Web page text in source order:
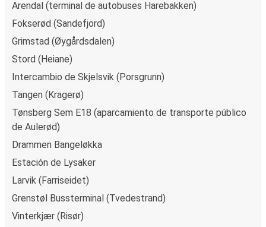
Arendal (terminal de autobuses Harebakken)
Fokserød (Sandefjord)
Grimstad (Øygårdsdalen)
Stord (Heiane)
Intercambio de Skjelsvik (Porsgrunn)
Tangen (Kragerø)
Tønsberg Sem E18 (aparcamiento de transporte público
de Aulerød)
Drammen Bangeløkka
Estación de Lysaker
Larvik (Farriseidet)
Grenstøl Bussterminal (Tvedestrand)
Vinterkjær (Risør)